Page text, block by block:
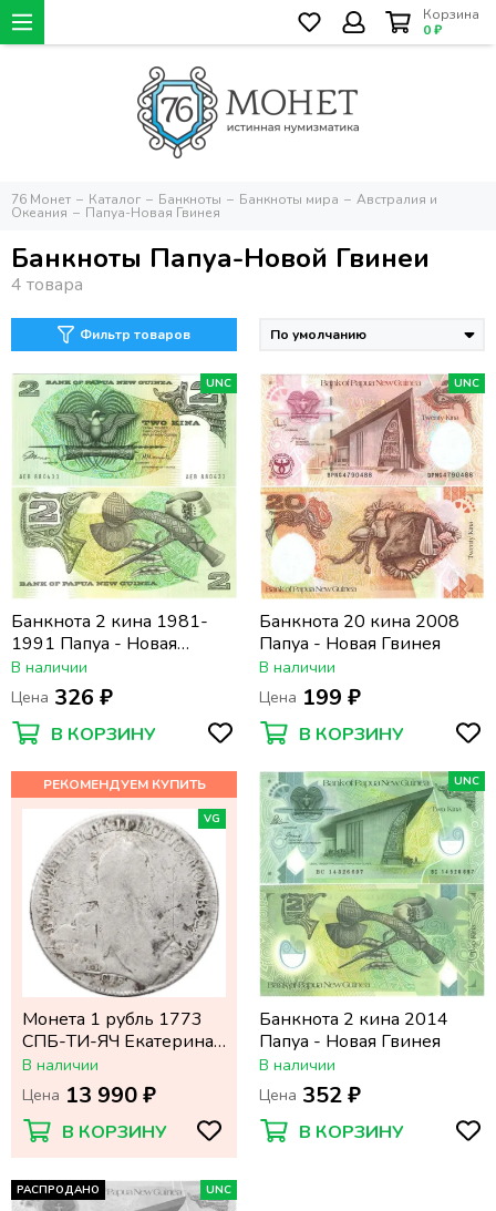
Корзина
0 ₽
76 Монет Каталог Банкноты Банкноты мира Австралия и
Океания Папуа-Новая Гвинея
Банкноты Папуа-Новой Гвинеи
Фильтр товаров
UNC
Банкнота 2 кина 1981-
1991 Папуа - Новая
Гвинея, Предметы быта
аборигенов
В наличии
Цена 326 ₽
В КОРЗИНУ
UNC
Банкнота 20 кина 2008
Папуа - Новая Гвинея
В наличии
Цена 199 ₽
В КОРЗИНУ
VG
Монета 1 рубль 1773
СПБ-ТИ-ЯЧ Екатерина
II
В наличии
Цена 13 990 ₽
В КОРЗИНУ
UNC
Банкнота 2 кина 2014
Папуа - Новая Гвинея
В наличии
Цена 352 ₽
В КОРЗИНУ
РАСПРОДАНО UNC